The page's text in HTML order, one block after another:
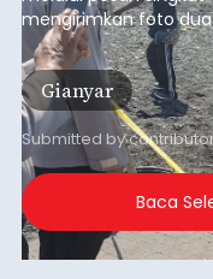
mengirimkan foto
istrinya.
Gianyar
Submitted by
Baca